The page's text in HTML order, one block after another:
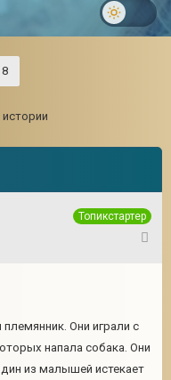
8
Топикстартер
Они играли с
напала собака. Они
из малышей истекает